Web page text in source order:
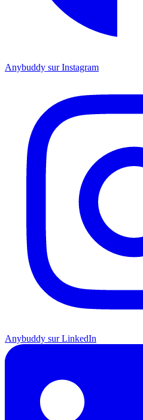
Anybuddy sur Instagram
Anybuddy sur LinkedIn